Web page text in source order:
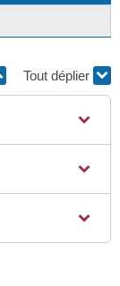
Tout déplier